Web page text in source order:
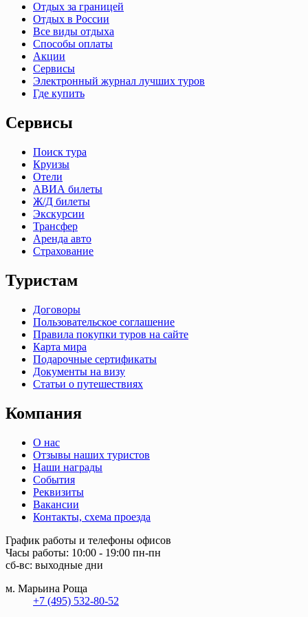
Отдых за границей
Отдых в России
Все виды отдыха
Способы оплаты
Акции
Сервисы
Электронный журнал лучших туров
Где купить
Сервисы
Поиск тура
Круизы
Отели
АВИА билеты
Ж/Д билеты
Экскурсии
Трансфер
Аренда авто
Страхование
Туристам
Договоры
Пользовательское соглашение
Правила покупки туров на сайте
Карта мира
Подарочные сертификаты
Документы на визу
Статьи о путешествиях
Компания
О нас
Отзывы наших туристов
Наши награды
События
Реквизиты
Вакансии
Контакты, схема проезда
График работы и телефоны офисов
Часы работы: 10:00 - 19:00 пн-пн
сб-вс: выходные дни
м. Марьина Роща
+7 (495) 532-80-52